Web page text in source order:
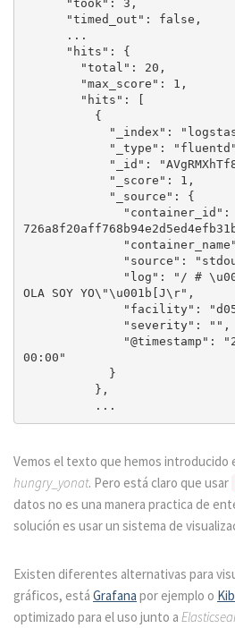
OLA SOY YO\"\u001b[J\r",
00:00"
Vemos el texto que hemos introducido
hungry_yonat. Pero está claro que usar
datos no es una manera practica de
solución es usar un sistema de
Existen diferentes alternativas para
gráficos, está Grafana por ejemplo o
optimizado para el uso junto a